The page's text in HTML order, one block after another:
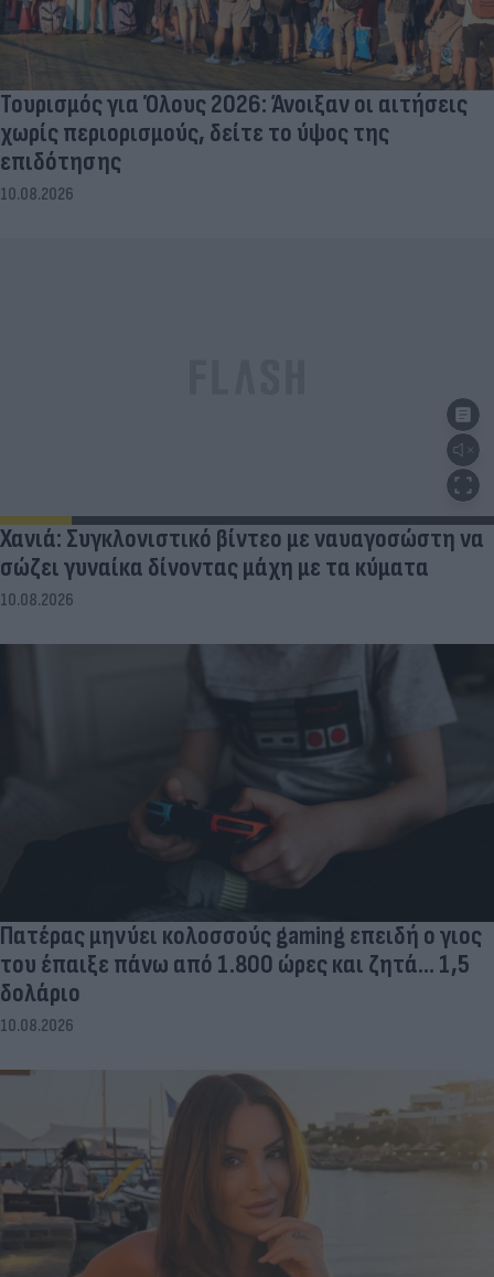
Τουρισμός για Όλους 2026: Άνοιξαν οι αιτήσεις
χωρίς περιορισμούς, δείτε το ύψος της
επιδότησης
10.08.2026
Χανιά: Συγκλονιστικό βίντεο με ναυαγοσώστη να
σώζει γυναίκα δίνοντας μάχη με τα κύματα
10.08.2026
Πατέρας μηνύει κολοσσούς gaming επειδή ο γιος
του έπαιξε πάνω από 1.800 ώρες και ζητά... 1,5
δολάριο
10.08.2026